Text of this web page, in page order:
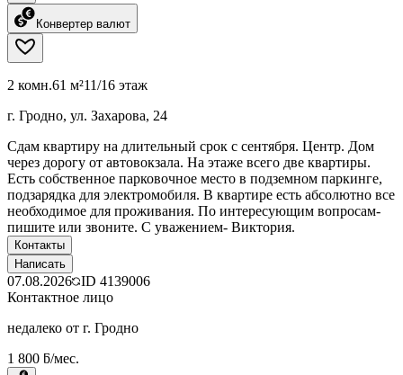
Конвертер валют
2 комн.61 м²11/16 этаж
г. Гродно, ул. Захарова, 24
Сдам квартиру на длительный срок с сентября. Центр. Дом
через дорогу от автовокзала. На этаже всего две квартиры.
Есть собственное парковочное место в подземном паркинге,
подзарядка для электромобиля. В квартире есть абсолютно все
необходимое для проживания. По интересующим вопросам-
пишите или звоните. С уважением- Виктория.
Контакты
Написать
07.08.2026 ID 4139006
Контактное лицо
недалеко от г. Гродно
1 800 ƃ/мес.